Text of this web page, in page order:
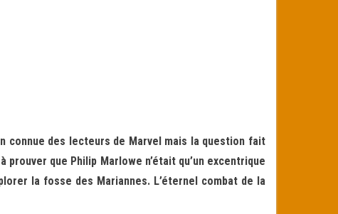
connue des lecteurs de Marvel mais la question fait
que Philip Marlowe n’était qu’un excentrique
la fosse des Mariannes. L’éternel combat de la